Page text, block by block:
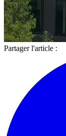
Partager l'article :